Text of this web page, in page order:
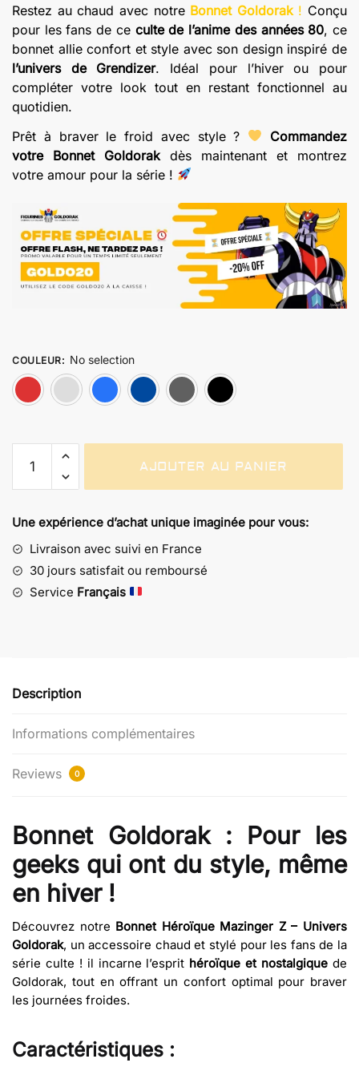
Restez au chaud avec notre Bonnet Goldorak! Conçu
pour les fans de ce culte de l’anime des années 80, ce
bonnet allie confort et style avec son design inspiré de
l’univers de Grendizer. Idéal pour l’hiver ou pour
compléter votre look tout en restant fonctionnel au
quotidien.
Prêt à braver le froid avec style ?
Commandez
votre Bonnet Goldorak dès maintenant et montrez
votre amour pour la série !
COULEUR: No selection
RougeGris Bleu Bleu Marine
Bonnet
Mazinger
Z
-
Univers
AJOUTER AU PANIER
Une expérience d’achat unique imaginée pour vous:
Livraison avec suivi en France
30 jours satisfait ou remboursé
Service Français
Description
Informations complémentaires
Reviews 0
Bonnet Goldorak : Pour les
geeks qui ont du style, même
en hiver !
Découvrez notre Bonnet Héroïque Mazinger Z – Univers
Goldorak, un accessoire chaud et stylé pour les fans de la
série culte ! il incarne l’esprit héroïque et nostalgique de
Goldorak, tout en offrant un confort optimal pour braver
les journées froides.
Caractéristiques :